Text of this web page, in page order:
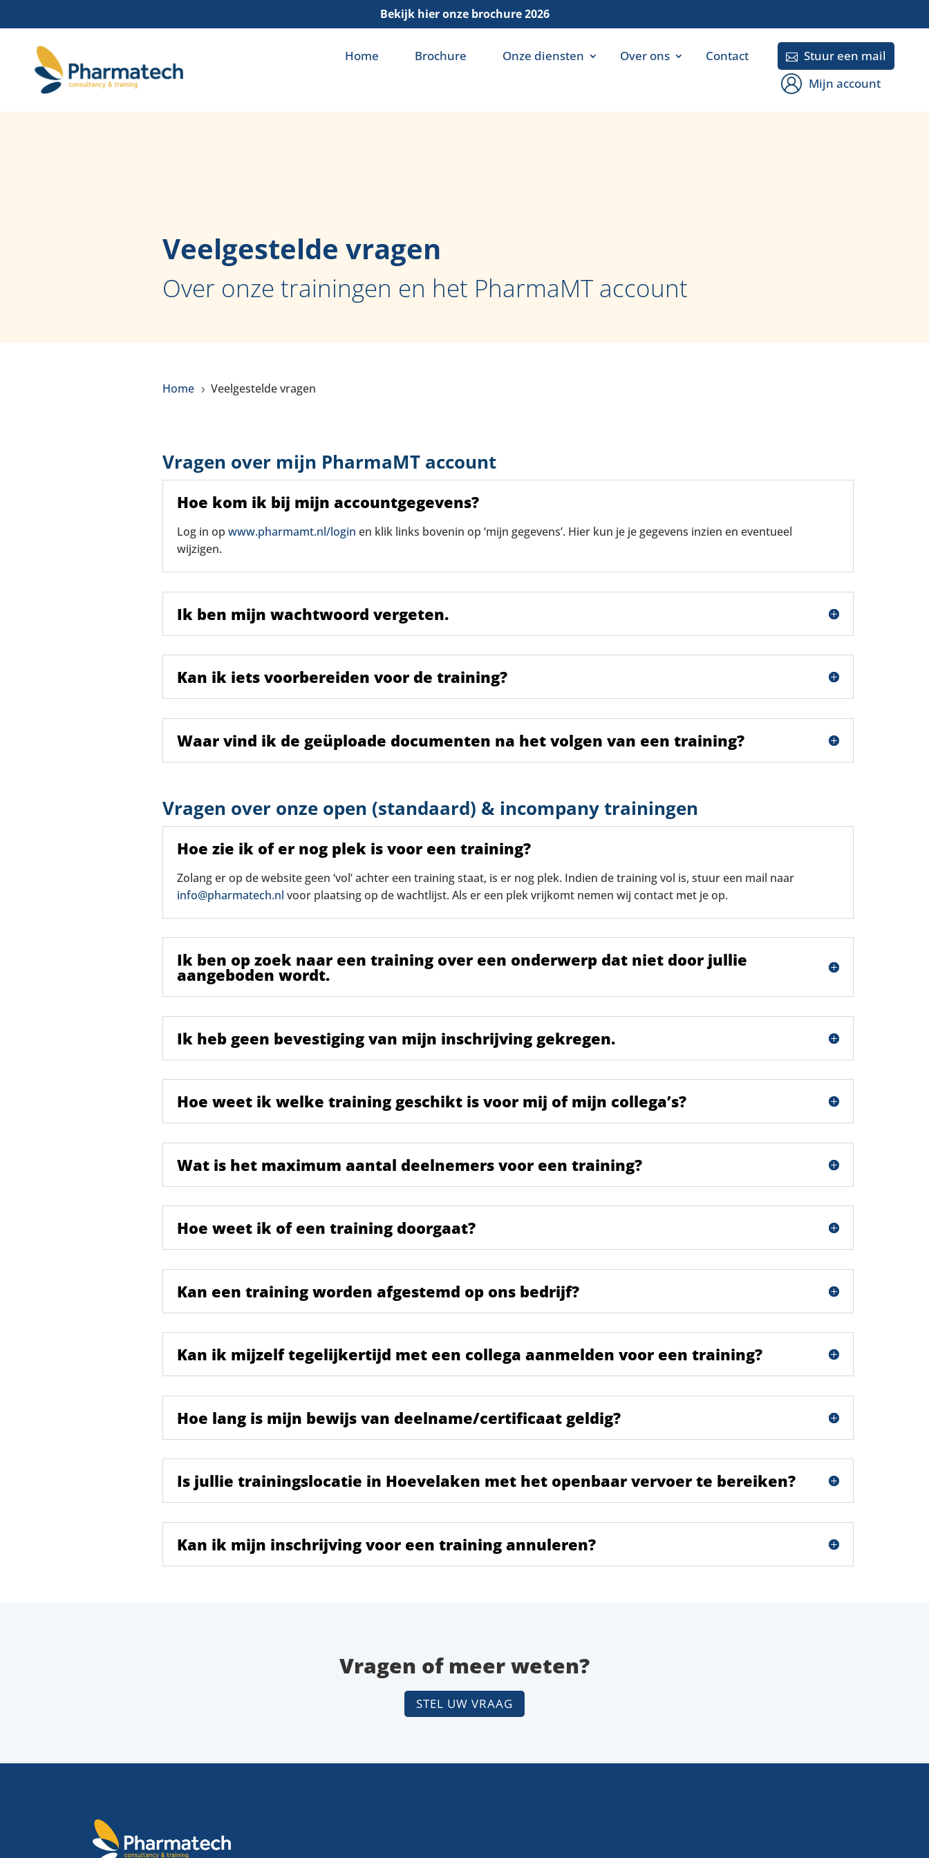
Bekijk hier onze brochure 2026
Home Brochure Onze diensten Over ons Contact  Stuur een mail
Mijn account
Veelgestelde vragen
Over onze trainingen en het PharmaMT account
Home 5 Veelgestelde vragen
Vragen over mijn PharmaMT account
Hoe kom ik bij mijn accountgegevens?
Log in opwww.pharmamt.nl/login en klik links bovenin op ‘mijn gegevens’. Hier kun je je gegevens inzien en eventueel
wijzigen.
Ik ben mijn wachtwoord vergeten.
Kan ik iets voorbereiden voor de training?
Waar vind ik de geüploade documenten na het volgen van een training?
Vragen over onze open (standaard) & incompany trainingen
Hoe zie ik of er nog plek is voor een training?
Zolang er op de website geen ‘vol’ achter een training staat, is er nog plek. Indien de training vol is, stuur een mail naar
info@pharmatech.nl voor plaatsing op de wachtlijst. Als er een plek vrijkomt nemen wij contact met je op.
Ik ben op zoek naar een training over een onderwerp dat niet door jullie
aangeboden wordt.
Ik heb geen bevestiging van mijn inschrijving gekregen.
Hoe weet ik welke training geschikt is voor mij of mijn collega’s?
Wat is het maximum aantal deelnemers voor een training?
Hoe weet ik of een training doorgaat?
Kan een training worden afgestemd op ons bedrijf?
Kan ik mijzelf tegelijkertijd met een collega aanmelden voor een training?
Hoe lang is mijn bewijs van deelname/certificaat geldig?
Is jullie trainingslocatie in Hoevelaken met het openbaar vervoer te bereiken?
Kan ik mijn inschrijving voor een training annuleren?
Vragen of meer weten?
STEL UW VRAAG